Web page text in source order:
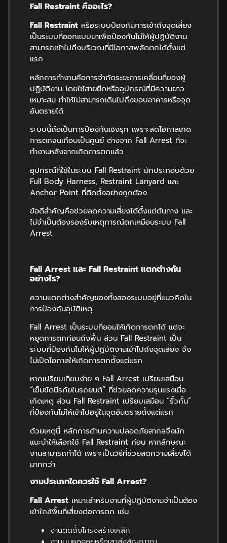
Fall Restraint คืออะไร?
Fall Restraint หรือระบบป้องกันการเข้าถึงจุดเสี่ยง
เป็นระบบที่ออกแบบมาเพื่อป้องกันไม่ให้ผู้ปฏิบัติงาน
สามารถเข้าไปถึงบริเวณที่มีโอกาสพลัดตกได้ตั้งแต่
แรก
หลักการทำงานคือการจำกัดระยะการเคลื่อนที่ของผู้
ปฏิบัติงาน โดยใช้สายยึดหรืออุปกรณ์ที่มีความยาว
เหมาะสม ทำให้ไม่สามารถเดินไปถึงขอบอาคารหรือจุด
อันตรายได้
ระบบนี้ถือเป็นการป้องกันเชิงรุก เพราะลดโอกาสเกิด
การตกจนเกือบเป็นศูนย์ ต่างจาก Fall Arrest ที่จะ
ทำงานหลังจากเกิดการตกแล้ว
อุปกรณ์ที่ใช้ในระบบ Fall Restraint มักประกอบด้วย
Full Body Harness, Restraint Lanyard และ
Anchor Point ที่ติดตั้งอย่างถูกต้อง
ข้อดีสำคัญคือช่วยลดความเสี่ยงได้ตั้งแต่ต้นทาง และ
ไม่จำเป็นต้องรองรับเหตุการณ์ตกเหมือนระบบ Fall
Arrest
Fall Arrest และ Fall Restraint แตกต่างกัน
อย่างไร?
ความแตกต่างสำคัญของทั้งสองระบบอยู่ที่แนวคิดใน
การป้องกันอุบัติเหตุ
Fall Arrest เป็นระบบที่ยอมให้เกิดการตกได้ แต่จะ
หยุดการตกก่อนถึงพื้น ส่วน Fall Restraint เป็น
ระบบที่ป้องกันไมให้ผู้ปฏิบัติงานเข้าไปถึงจุดเสี่ยง จึง
ไม่เปิดโอกาสให้เกิดการตกตั้งแต่แรก
หากเปรียบเทียบง่าย ๆ Fall Arrest เปรียบเสมือน
“เข็มขัดนิรภัยในรถยนต์” ที่ช่วยลดความรุนแรงเมื่อ
เกิดเหตุ ส่วน Fall Restraint เปรียบเสมือน “รั้วกั้น”
ที่ป้องกันไม่ให้เข้าไปอยู่ในจุดอันตรายตั้งแต่แรก
ด้วยเหตุนี้ หลักการด้านความปลอดภัยสากลจึงมัก
แนะนำให้เลือกใช้ Fall Restraint ก่อน หากลักษณะ
งานสามารถทำได้ เพราะเป็นวิธีที่ช่วยลดความเสี่ยงได้
มากกว่า
งานประเภทใดควรใช้ Fall Arrest?
Fall Arrest เหมาะสำหรับงานที่ผู้ปฏิบัติงานจำเป็นต้อง
เข้าใกล้พื้นที่เสี่ยงต่อการตก เช่น
งานติดตั้งโครงสร้างเหล็ก